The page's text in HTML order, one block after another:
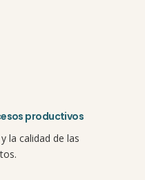
productivos
la calidad de las